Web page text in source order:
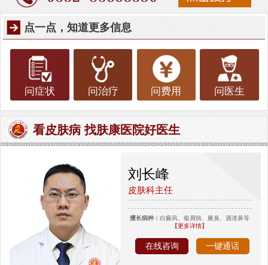
点一点，知道更多信息
问症状 问治疗 问费用 问医生
看皮肤病 找肤康医院好医生
刘长峰
皮肤科主任
擅长病种：白癜风、银屑病、腋臭、酒渣鼻等
【更多详情】
在线咨询 一键通话